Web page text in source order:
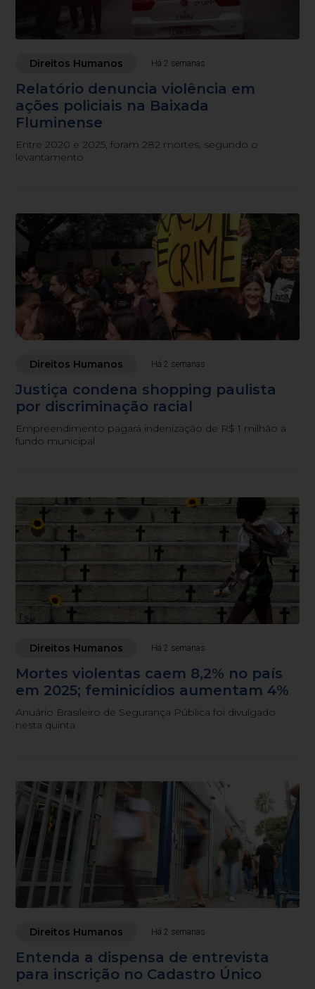
Direitos Humanos Há 2 semanas
Relatório denuncia violência em
ações policiais na Baixada
Fluminense
Entre 2020 e 2025, foram 282 mortes, segundo o
levantamento
Direitos Humanos Há 2 semanas
Justiça condena shopping paulista
por discriminação racial
Empreendimento pagará indenização de R$ 1 milhão a
fundo municipal
Direitos Humanos Há 2 semanas
Mortes violentas caem 8,2% no país
em 2025; feminicídios aumentam 4%
Anuário Brasileiro de Segurança Pública foi divulgado
nesta quinta
Direitos Humanos Há 2 semanas
Entenda a dispensa de entrevista
para inscrição no Cadastro Único